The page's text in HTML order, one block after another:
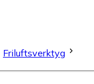
Friluftsverktyg